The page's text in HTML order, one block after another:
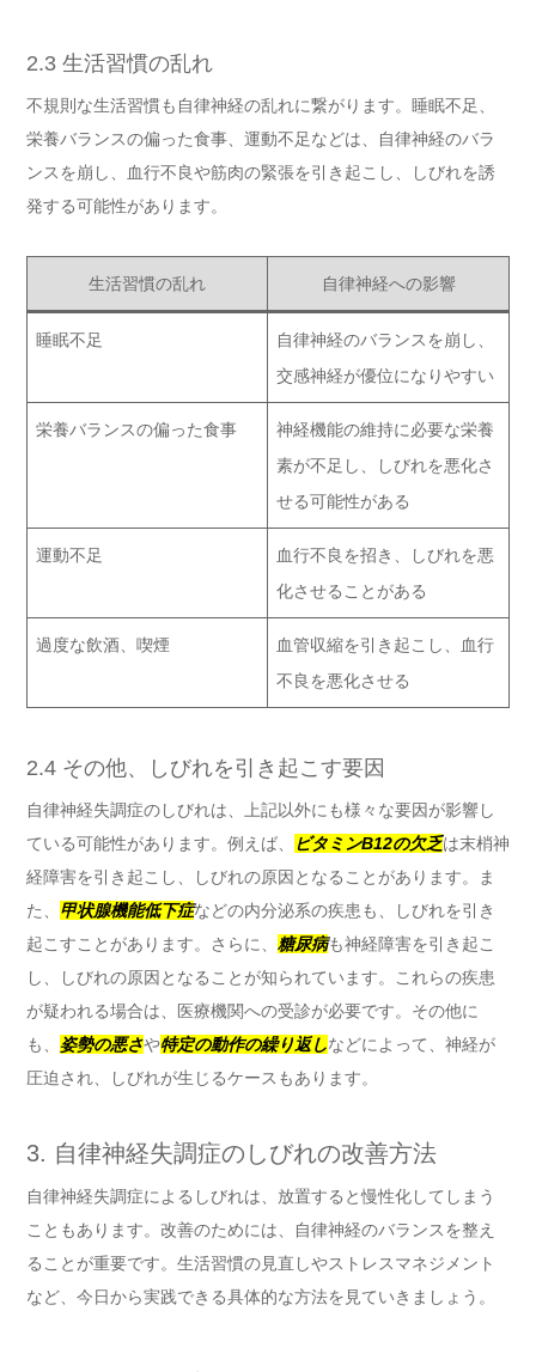
2.3 生活習慣の乱れ
不規則な生活習慣も自律神経の乱れに繋がります。睡眠不足、
栄養バランスの偏った食事、運動不足などは、自律神経のバラ
ンスを崩し、血行不良や筋肉の緊張を引き起こし、しびれを誘
発する可能性があります。
生活習慣の乱れ 自律神経への影響
睡眠不足
自律神経のバランスを崩し、
交感神経が優位になりやすい
栄養バランスの偏った食事
神経機能の維持に必要な栄養
素が不足し、しびれを悪化さ
せる可能性がある
運動不足
血行不良を招き、しびれを悪
化させることがある
過度な飲酒、喫煙
血管収縮を引き起こし、血行
不良を悪化させる
2.4 その他、しびれを引き起こす要因
自律神経失調症のしびれは、上記以外にも様々な要因が影響し
ている可能性があります。例えば、
ビタミンB12の欠乏は末梢神
経障害を引き起こし、しびれの原因となることがあります。ま
た、 甲状腺機能低下症などの内分泌系の疾患も、しびれを引き
起こすことがあります。さらに、 糖尿病も神経障害を引き起こ
し、しびれの原因となることが知られています。これらの疾患
が疑われる場合は、医療機関への受診が必要です。その他に
も、 姿勢の悪さや特定の動作の繰り返しなどによって、神経が
圧迫され、しびれが生じるケースもあります。
3. 自律神経失調症のしびれの改善方法
自律神経失調症によるしびれは、放置すると慢性化してしまう
こともあります。改善のためには、自律神経のバランスを整え
ることが重要です。生活習慣の見直しやストレスマネジメント
など、今日から実践できる具体的な方法を見ていきましょう。